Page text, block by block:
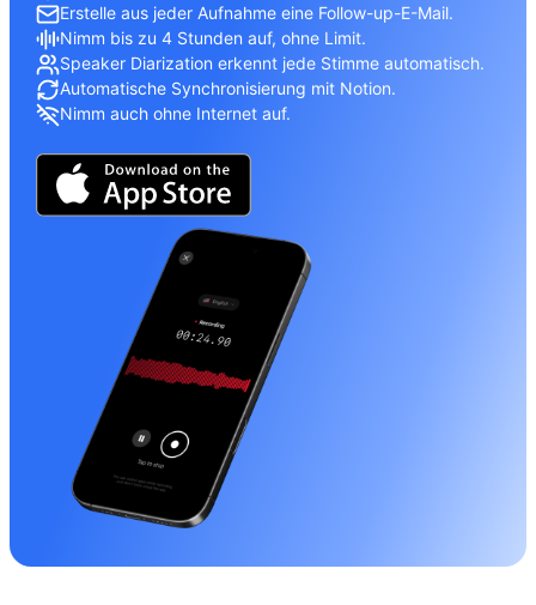
Erstelle aus jeder Aufnahme eine Follow-up-E-Mail.
Nimm bis zu 4 Stunden auf, ohne Limit.
Speaker Diarization erkennt jede Stimme automatisch.
Automatische Synchronisierung mit Notion.
Nimm auch ohne Internet auf.